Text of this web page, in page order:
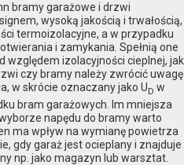
bramy garażowe i drzwi
wysoką jakością i trwałością,
termoizolacyjne, a w przypadku
i zamykania. Spełnią one
względem izolacyjności cieplnej, jak
czy bramy należy zwrócić uwagę
w skrócie oznaczany jako UD w
bram garażowych. Im mniejsza
napędu do bramy warto
ma wpływ na wymianę powietrza
gdy garaż jest ocieplany i znajduje
np. jako magazyn lub warsztat.